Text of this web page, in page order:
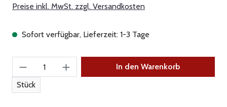
Preise inkl. MwSt. zzgl. Versandkosten
Sofort verfügbar, Lieferzeit: 1-3 Tage
Produkt Anzahl: Gib den gewünschten Wert
Stück
In den Warenkorb